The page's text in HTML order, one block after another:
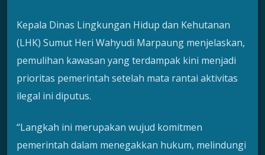
Kepala Dinas Lingkungan Hidup dan Kehutanan
(LHK) Sumut Heri Wahyudi Marpaung menjelaskan,
pemulihan kawasan yang terdampak kini menjadi
prioritas pemerintah setelah mata rantai aktivitas
ilegal ini diputus.
“Langkah ini merupakan wujud komitmen
pemerintah dalam menegakkan hukum, melindungi